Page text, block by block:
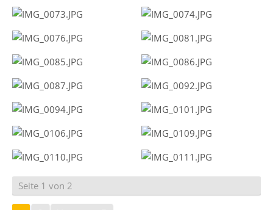
Seite 1 von 2